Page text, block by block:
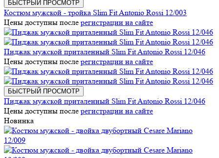
БЫСТРЫЙ ПРОСМОТР
Костюм мужской - тройка Slim Fit Antonio Rossi 12/003
Цены доступны после регистрации на сайте
Пиджак мужской приталенный Slim Fit Antonio Rossi 12/046
Цены доступны после регистрации на сайте
БЫСТРЫЙ ПРОСМОТР
Пиджак мужской приталенный Slim Fit Antonio Rossi 12/046
Цены доступны после регистрации на сайте
Новинка